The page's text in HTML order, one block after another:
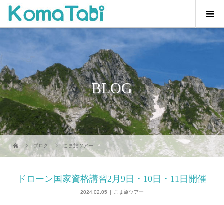
BLOG
ブログ こま旅ツアー
ドローン国家資格講習2月9日・10日・11日開催
2024.02.05 こま旅ツアー